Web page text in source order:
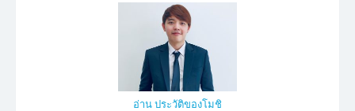
อ่าน ประวัติของโมชิ